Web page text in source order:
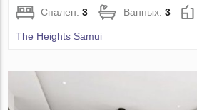
Спален:3 Ванных:3
The Heights Samui